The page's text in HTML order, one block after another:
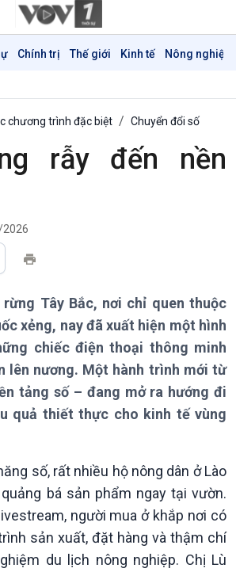
Chính trị Thế giới Kinh tế Nông nghiệp
Thời sự
Thời sự 6h
Thời sự 12h
Thời sự 21h30
Bản tin
Chuyên mục
Theo dòng Thời sự
chương trình đặc biệt Chuyển đổi số
rẫy đến nền
2026
Tây Bắc, nơi chỉ quen thuộc
xẻng, nay đã xuất hiện một hình
chiếc điện thoại thông minh
lên nương. Một hành trình mới từ
tảng số – đang mở ra hướng đi
quả thiết thực cho kinh tế vùng
số, rất nhiều hộ nông dân ở Lào
bá sản phẩm ngay tại vườn.
người mua ở khắp nơi có
sản xuất, đặt hàng và thậm chí
du lịch nông nghiệp. Chị Lù